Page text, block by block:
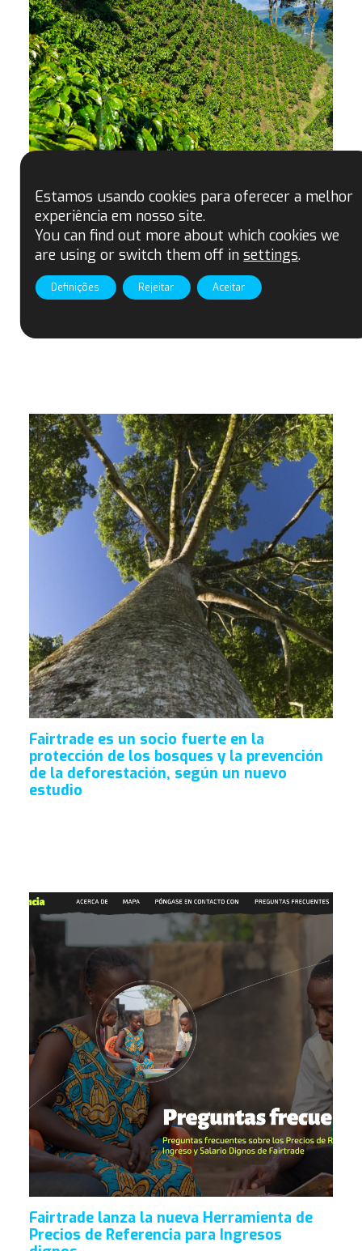
Posición de Fairtrade sobre el reciente
retraso del Reglamento de la UE sobre
Fairtrade es un socio fuerte en la
protección de los bosques y la prevención
de la deforestación, según un nuevo
estudio
Fairtrade lanza la nueva Herramienta de
Precios de Referencia para Ingresos
Estamos usando cookies para oferecer a melhor
experiência em nosso site.
You can find out more about which cookies we
are using or switch them off insettings.
Aceitar
Rejeitar
Definições